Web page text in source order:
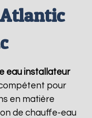
eau installateur
pour
en matière
de chauffe-eau